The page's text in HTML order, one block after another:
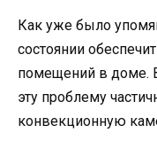
Как уже было
состоянии
помещений в доме.
эту проблему
конвекционную